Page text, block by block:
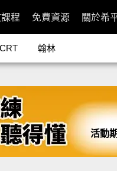
課程 免費資源 關於希
翰林
活動